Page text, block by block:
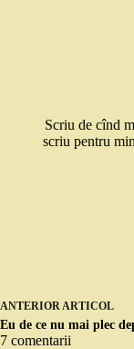
Scriu de cînd
scriu pentru
ANTERIOR ARTICOL
Eu de ce nu mai plec
7 comentarii